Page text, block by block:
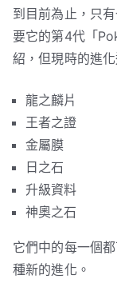
到目前為止，只
要它的第4代「
紹，但現時的進化
龍之麟片
王者之證
金屬膜
日之石
升級資料
神奧之石
它們中的每一個
種新的進化。